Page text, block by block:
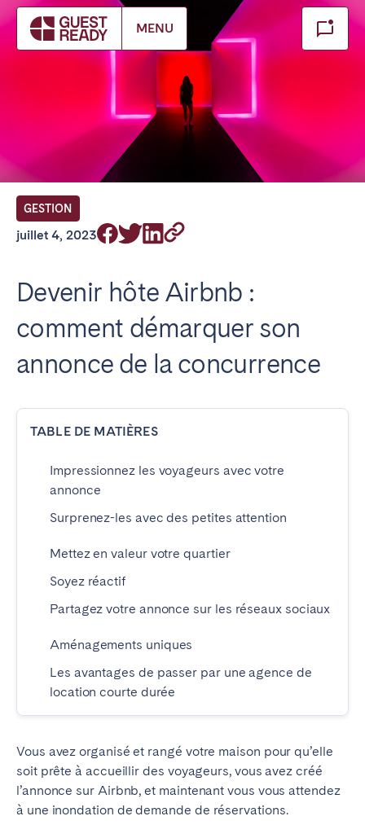
MENU
Make booking
GESTION
juillet 4, 2023
Devenir hôte Airbnb :
comment démarquer son
annonce de la concurrence
TABLE DE MATIÈRES
Impressionnez les voyageurs avec votre
annonce
Surprenez-les avec des petites attention
Mettez en valeur votre quartier
Soyez réactif
Partagez votre annonce sur les réseaux sociaux
Aménagements uniques
Les avantages de passer par une agence de
location courte durée
Vous avez organisé et rangé votre maison pour qu’elle
soit prête à accueillir des voyageurs, vous avez créé
l’annonce sur Airbnb, et maintenant vous vous attendez
à une inondation de demande de réservations.
Fermer
FR Select service of interest
Trouvez votre emplacement
ANGLETERRE
Londres
ÉMIRATS ARABES UNIS
Dubaï
ESPAGNE
Saint-Sébastien
FRANCE
Bassin d’Arcachon
Bordeaux
Cannes
Nice
PORTUGAL
Aveiro
Beja
Braga
Coimbra
Évora
Leiria
Lisbonne
Madère